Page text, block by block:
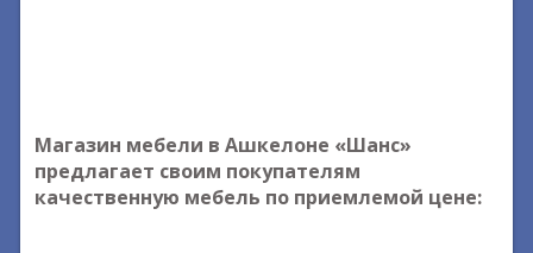
Магазин мебели в Ашкелоне «Шанс»
предлагает своим покупателям
качественную мебель по приемлемой цене: